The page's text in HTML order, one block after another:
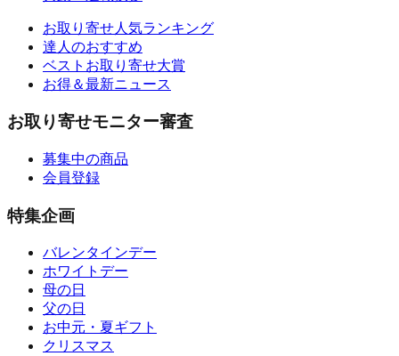
お取り寄せ人気ランキング
達人のおすすめ
ベストお取り寄せ大賞
お得＆最新ニュース
お取り寄せモニター審査
募集中の商品
会員登録
特集企画
バレンタインデー
ホワイトデー
母の日
父の日
お中元・夏ギフト
クリスマス